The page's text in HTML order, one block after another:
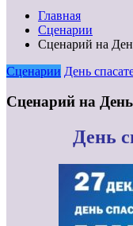
Главная
Сценарии
Сценарий на
Сценарии День
Сценарий на День
День